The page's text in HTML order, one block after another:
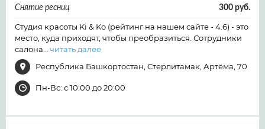
Снятие ресниц 300 руб.
Студия красоты Ki & Ko (рейтинг на нашем сайте - 4.6) - это
место, куда приходят, чтобы преобразиться. Сотрудники
салона… читать далее
Республика Башкортостан, Стерлитамак, Артёма, 70
Пн-Вс: с 10:00 до 20:00